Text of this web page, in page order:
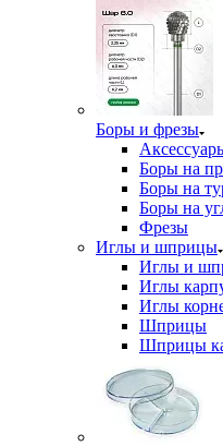
Боры и фрезы
Боры на
Боры на
Боры на
Фрезы
Иглы и шприцы
Иглы и
Иглы
Иглы
Шприцы
Шприцы